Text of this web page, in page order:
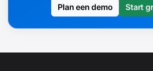
Plan een demo Start